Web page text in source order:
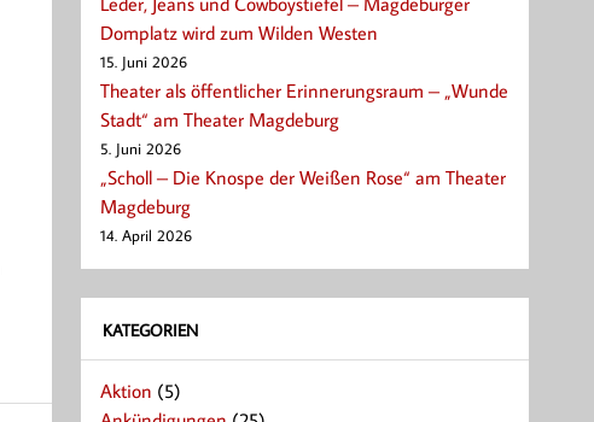
Domplatz wird zum Wilden Westen
15. Juni 2026
Theater als öffentlicher Erinnerungsraum – „Wunde
Stadt“ am Theater Magdeburg
5. Juni 2026
„Scholl – Die Knospe der Weißen Rose“ am Theater
Magdeburg
14. April 2026
KATEGORIEN
Aktion (5)